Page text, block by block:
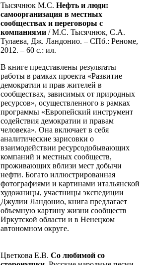
Тысячнюк М.С. Нефть и люди:
самоорганизация в местных
сообществах и переговоры с
компаниями / М.С. Тысячнюк, С.А.
Тулаева, Дж. Ландонио. – СПб.: Реноме,
2012. – 60 с.: ил.
В книге представлены результаты
работы в рамках проекта «Развитие
демократии и прав жителей в
сообществах, зависимых от природных
ресурсов», осуществленного в рамках
программы «Европейский инструмент
содействия демократии и правам
человека». Она включает в себя
аналитические зарисовки о
взаимодействии ресурсодобывающих
компаний и местных сообществ,
проживающих вблизи мест добычи
нефти. Богато иллюстрированная
фотографиями и картинами итальянской
художницы, участницы экспедиции
Джулии Ландонио, книга предлагает
объемную картину жизни сообществ
Иркутской области и в Ненецком
автономном округе.
Цветкова Е.В. Со любимой со